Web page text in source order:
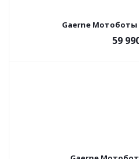
Gaerne Мотоботы
59